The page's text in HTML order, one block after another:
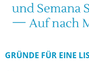
GRÜNDE FÜR EINE